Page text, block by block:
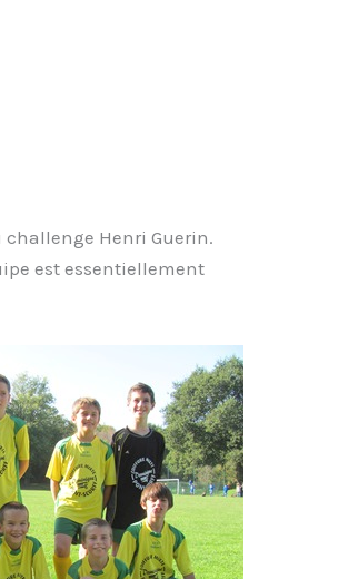
challenge Henri Guerin.
est essentiellement